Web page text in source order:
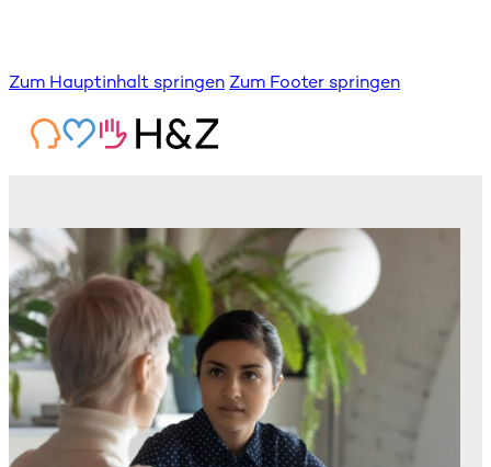
Zum Hauptinhalt springen Zum Footer springen